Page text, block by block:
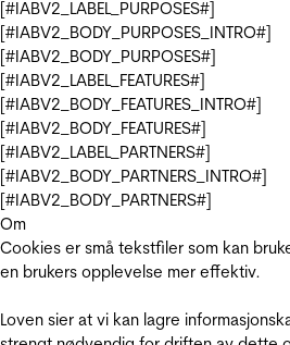
[#IABV2_LABEL_PURPOSES#]
[#IABV2_BODY_PURPOSES_INTRO#]
[#IABV2_BODY_PURPOSES#]
[#IABV2_LABEL_FEATURES#]
[#IABV2_BODY_FEATURES_INTRO#]
[#IABV2_BODY_FEATURES#]
[#IABV2_LABEL_PARTNERS#]
[#IABV2_BODY_PARTNERS_INTRO#]
[#IABV2_BODY_PARTNERS#]
Om
Cookies er små tekstfiler som kan
en brukers opplevelse mer effektiv.
Loven sier at vi kan lagre